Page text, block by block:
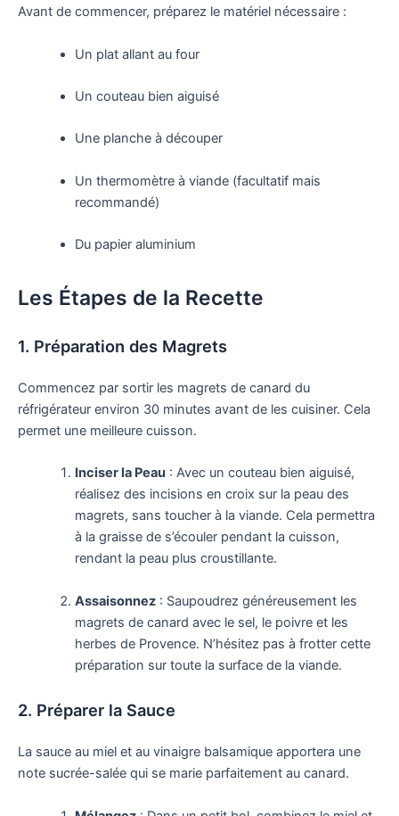
Avant de commencer, préparez le matériel nécessaire :
Un plat allant au four
Un couteau bien aiguisé
Une planche à découper
Un thermomètre à viande (facultatif mais
recommandé)
Du papier aluminium
Les Étapes de la Recette
1. Préparation des Magrets
Commencez par sortir les magrets de canard du
réfrigérateur environ 30 minutes avant de les cuisiner. Cela
permet une meilleure cuisson.
Inciser la Peau: Avec un couteau bien aiguisé,
réalisez des incisions en croix sur la peau des
magrets, sans toucher à la viande. Cela permettra
à la graisse de s’écouler pendant la cuisson,
rendant la peau plus croustillante.
Assaisonnez: Saupoudrez généreusement les
magrets de canard avec le sel, le poivre et les
herbes de Provence. N’hésitez pas à frotter cette
préparation sur toute la surface de la viande.
2. Préparer la Sauce
La sauce au miel et au vinaigre balsamique apportera une
note sucrée-salée qui se marie parfaitement au canard.